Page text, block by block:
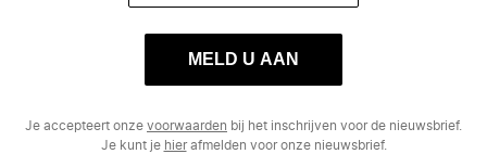
MELD U AAN
Je accepteert onze voorwaarden bij het inschrijven voor de nieuwsbrief.
Je kunt je hierafmelden voor onze nieuwsbrief.